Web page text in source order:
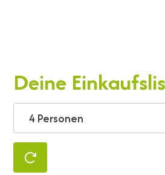
Deine
4 Personen